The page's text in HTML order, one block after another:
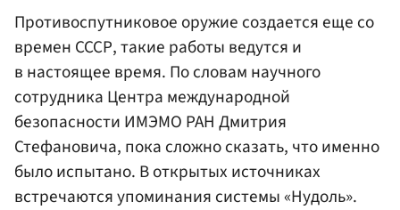
Противоспутниковое оружие создается еще со
времен СССР, такие работы ведутся и
в настоящее время. По словам научного
сотрудника Центра международной
безопасности ИМЭМО РАН Дмитрия
Стефановича, пока сложно сказать, что именно
было испытано. В открытых источниках
встречаются упоминания системы «Нудоль».